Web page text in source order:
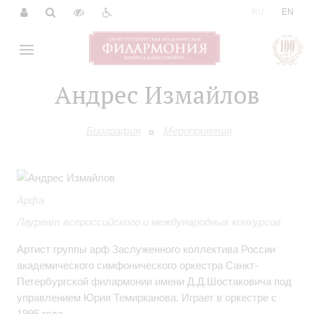
EN
Андрес Измайлов
Биография Мероприятия
Арфа
Лауреат всероссийского и международных конкурсов
Артист группы арф Заслуженного коллектива России
академического симфонического оркестра Санкт-
Петербургской филармонии имени Д.Д.Шостаковича под
управлением Юрия Темирканова. Играет в оркестре с